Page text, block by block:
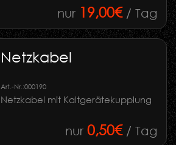
nur 19,00€/ Tag
Netzkabel
Netzkabel mit Kaltgerätekupplung
Art.-Nr.:000190
nur 0,50€/ Tag